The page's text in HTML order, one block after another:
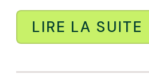
LIRE LA SUITE